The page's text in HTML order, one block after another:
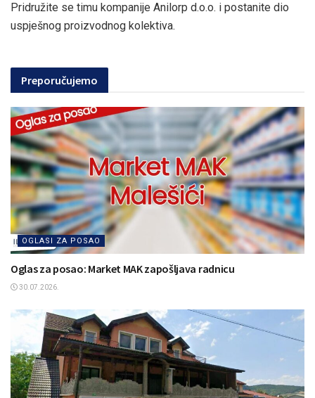
Pridružite se timu kompanije Anilorp d.o.o. i postanite dio
uspješnog proizvodnog kolektiva.
Preporučujemo
OGLASI ZA POSAO
Oglas za posao: Market MAK zapošljava radnicu
30.07.2026.